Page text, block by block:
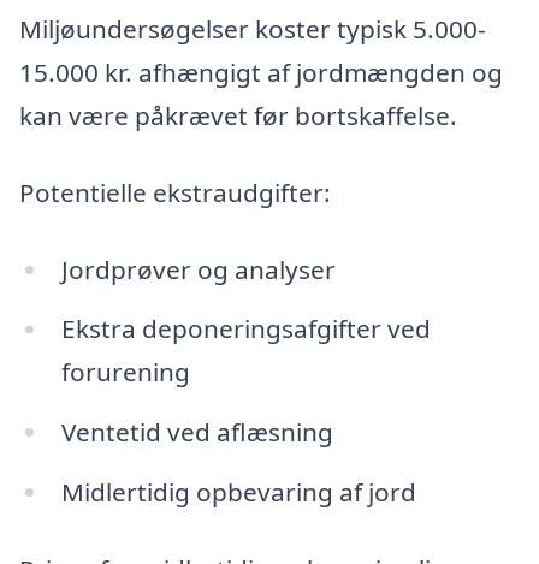
Miljøundersøgelser koster typisk 5.000-
15.000 kr. afhængigt af jordmængden og
kan være påkrævet før bortskaffelse.
Potentielle ekstraudgifter:
Jordprøver og analyser
Ekstra deponeringsafgifter ved
forurening
Ventetid ved aflæsning
Midlertidig opbevaring af jord